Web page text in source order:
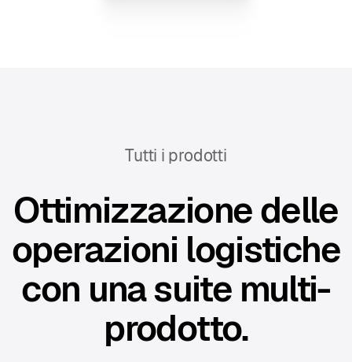
Tutti i prodotti
Ottimizzazione delle
operazioni logistiche
con una suite multi-
prodotto.